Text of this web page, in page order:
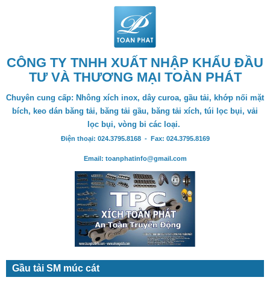
CÔNG TY TNHH XUẤT NHẬP KHẨU ĐẦU
TƯ VÀ THƯƠNG MẠI TOÀN PHÁT
Chuyên cung cấp: Nhông xích inox, dây curoa, gầu tải, khớp nối mặt
bích, keo dán băng tải, băng tải gầu, băng tải xích, túi lọc bụi, vải
lọc bụi, vòng bi các loại.
Điện thoại: 024.3795.8168 - Fax: 024.3795.8169
Email: toanphatinfo@gmail.com
Gầu tải SM múc cát